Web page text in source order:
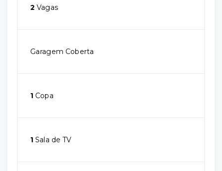
2 Vagas
Garagem Coberta
1 Copa
1 Sala de TV